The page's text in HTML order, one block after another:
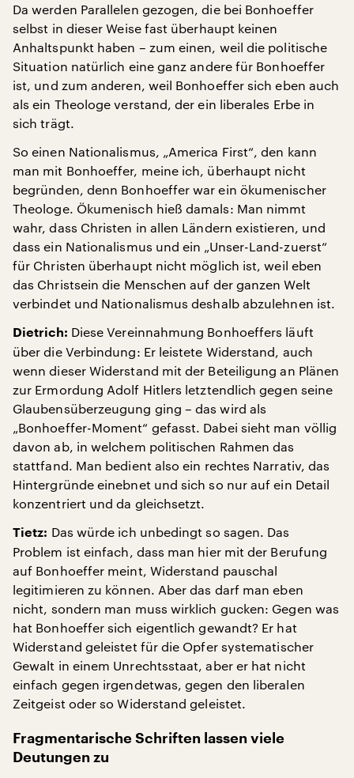
Da werden Parallelen gezogen, die bei Bonhoeffer
selbst in dieser Weise fast überhaupt keinen
Anhaltspunkt haben – zum einen, weil die politische
Situation natürlich eine ganz andere für Bonhoeffer
ist, und zum anderen, weil Bonhoeffer sich eben auch
als ein Theologe verstand, der ein liberales Erbe in
sich trägt.
So einen Nationalismus, „America First“, den kann
man mit Bonhoeffer, meine ich, überhaupt nicht
begründen, denn Bonhoeffer war ein ökumenischer
Theologe. Ökumenisch hieß damals: Man nimmt
wahr, dass Christen in allen Ländern existieren, und
dass ein Nationalismus und ein „Unser-Land-zuerst“
für Christen überhaupt nicht möglich ist, weil eben
das Christsein die Menschen auf der ganzen Welt
verbindet und Nationalismus deshalb abzulehnen ist.
Dietrich: Diese Vereinnahmung Bonhoeffers läuft
über die Verbindung: Er leistete Widerstand, auch
wenn dieser Widerstand mit der Beteiligung an Plänen
zur Ermordung Adolf Hitlers letztendlich gegen seine
Glaubensüberzeugung ging – das wird als
„Bonhoeffer-Moment“ gefasst. Dabei sieht man völlig
davon ab, in welchem politischen Rahmen das
stattfand. Man bedient also ein rechtes Narrativ, das
Hintergründe einebnet und sich so nur auf ein Detail
konzentriert und da gleichsetzt.
Tietz: Das würde ich unbedingt so sagen. Das
Problem ist einfach, dass man hier mit der Berufung
auf Bonhoeffer meint, Widerstand pauschal
legitimieren zu können. Aber das darf man eben
nicht, sondern man muss wirklich gucken: Gegen was
hat Bonhoeffer sich eigentlich gewandt? Er hat
Widerstand geleistet für die Opfer systematischer
Gewalt in einem Unrechtsstaat, aber er hat nicht
einfach gegen irgendetwas, gegen den liberalen
Zeitgeist oder so Widerstand geleistet.
Fragmentarische Schriften lassen viele
Deutungen zu